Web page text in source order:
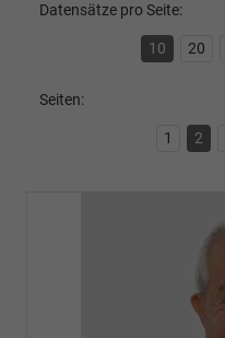
Datensätze pro Seite:
10 20
Seiten:
1 2